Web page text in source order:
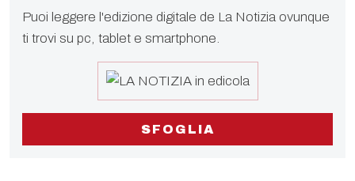
Puoi leggere l'edizione digitale de La Notizia ovunque
ti trovi su pc, tablet e smartphone.
SFOGLIA